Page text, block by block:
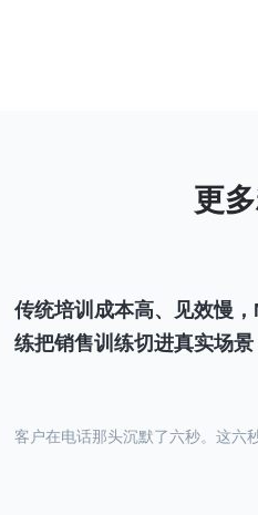
传统培训成本高、见效慢
练把销售训练切进真实场景
客户在电话那头沉默了六秒。这六